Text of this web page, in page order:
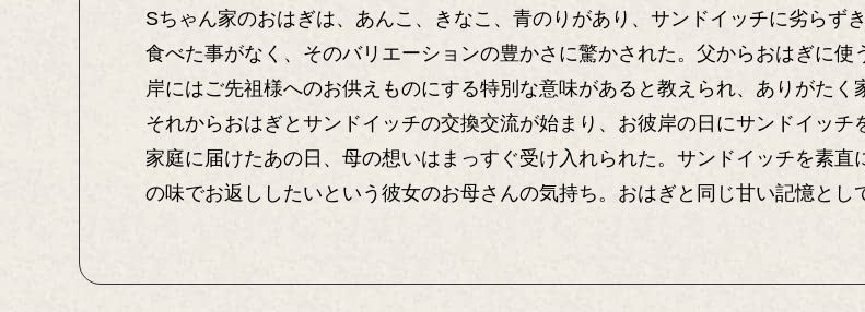
Sちゃん家のおはぎは、あんこ、きなこ、青のりがあり、サンドイッチに劣らず
食べた事がなく、そのバリエーションの豊かさに驚かされた。父からおはぎに
岸にはご先祖様へのお供えものにする特別な意味があると教えられ、ありがたく
それからおはぎとサンドイッチの交換交流が始まり、お彼岸の日にサンドイッ
家庭に届けたあの日、母の想いはまっすぐ受け入れられた。サンドイッチを素
の味でお返ししたいという彼女のお母さんの気持ち。おはぎと同じ甘い記憶とし